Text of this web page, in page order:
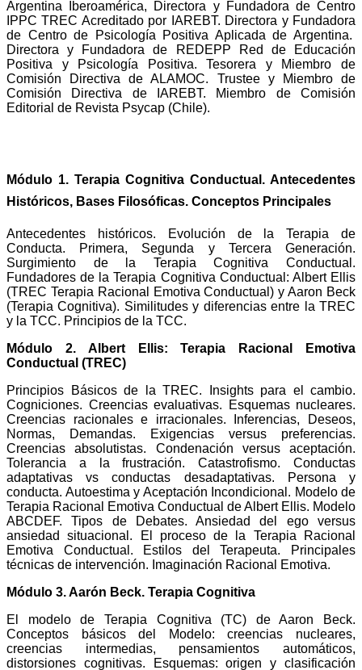
Argentina Iberoamérica, Directora y Fundadora de Centro
IPPC TREC Acreditado por IAREBT. Directora y Fundadora
de Centro de Psicología Positiva Aplicada de Argentina.
Directora y Fundadora de REDEPP Red de Educación
Positiva y Psicología Positiva.Tesorera y Miembro de
Comisión Directiva de ALAMOC. Trustee y Miembro de
Comisión Directiva de IAREBT. Miembro de Comisión
Editorial de Revista Psycap (Chile).
Módulo 1. Terapia Cognitiva Conductual. Antecedentes
Históricos, Bases Filosóficas. Conceptos Principales
Antecedentes históricos. Evolución de la Terapia de
Conducta. Primera, Segunda y Tercera Generación.
Surgimiento de la Terapia Cognitiva Conductual.
Fundadores de la Terapia Cognitiva Conductual: Albert Ellis
(TREC Terapia Racional Emotiva Conductual) y Aaron Beck
(Terapia Cognitiva). Similitudes y diferencias entre la TREC
y la TCC. Principios de la TCC.
Módulo 2. Albert Ellis: Terapia Racional Emotiva
Conductual (TREC)
Principios Básicos de la TREC. Insights para el cambio.
Cogniciones. Creencias evaluativas. Esquemas nucleares.
Creencias racionales e irracionales. Inferencias, Deseos,
Normas, Demandas. Exigencias versus preferencias.
Creencias absolutistas. Condenación versus aceptación.
Tolerancia a la frustración. Catastrofismo. Conductas
adaptativas vs conductas desadaptativas. Persona y
conducta. Autoestima y Aceptación Incondicional. Modelo de
Terapia Racional Emotiva Conductual de Albert Ellis. Modelo
ABCDEF. Tipos de Debates. Ansiedad del ego versus
ansiedad situacional. El proceso de la Terapia Racional
Emotiva Conductual. Estilos del Terapeuta. Principales
técnicas de intervención. Imaginación Racional Emotiva.
Módulo 3. Aarón Beck. Terapia Cognitiva
El modelo de Terapia Cognitiva (TC) de Aaron Beck.
Conceptos básicos del Modelo: creencias nucleares,
creencias intermedias, pensamientos automáticos,
distorsiones cognitivas. Esquemas: origen y clasificación